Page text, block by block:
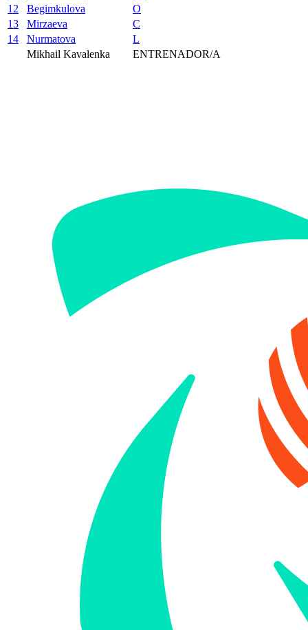
12
Begimkulova
O
13
Mirzaeva
C
14
Nurmatova
L
Mikhail Kavalenka
ENTRENADOR/A